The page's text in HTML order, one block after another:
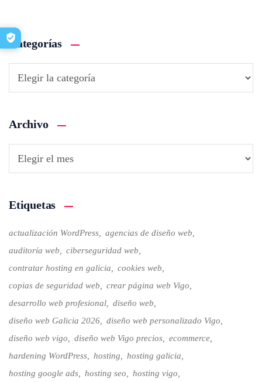
Categorías
Archivo
Etiquetas
actualización WordPress
agencias de diseño web
auditoría web
ciberseguridad web
contratar hosting en galicia
cookies web
copias de seguridad web
crear página web Vigo
desarrollo web profesional
diseño web
diseño web Galicia 2026
diseño web personalizado Vigo
diseño web vigo
diseño web Vigo precios
ecommerce
hardening WordPress
hosting
hosting galicia
hosting google ads
hosting seo
hosting vigo